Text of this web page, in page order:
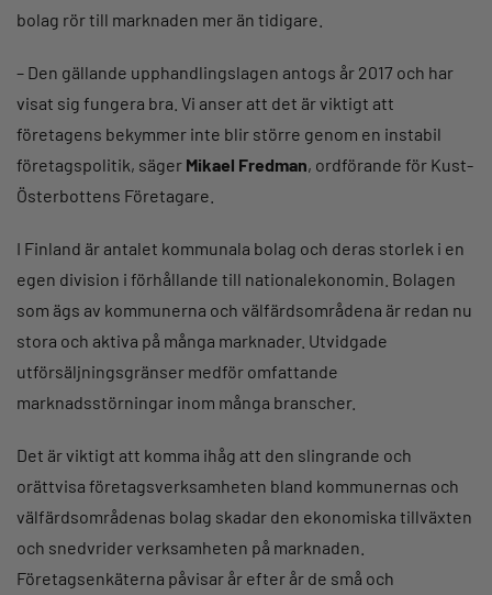
bolag rör till marknaden mer än tidigare.
– Den gällande upphandlingslagen antogs år 2017 och har
visat sig fungera bra. Vi anser att det är viktigt att
företagens bekymmer inte blir större genom en instabil
företagspolitik, säger Mikael Fredman, ordförande för Kust-
Österbottens Företagare.
I Finland är antalet kommunala bolag och deras storlek i en
egen division i förhållande till nationalekonomin. Bolagen
som ägs av kommunerna och välfärdsområdena är redan nu
stora och aktiva på många marknader. Utvidgade
utförsäljningsgränser medför omfattande
marknadsstörningar inom många branscher.
Det är viktigt att komma ihåg att den slingrande och
orättvisa företagsverksamheten bland kommunernas och
välfärdsområdenas bolag skadar den ekonomiska tillväxten
och snedvrider verksamheten på marknaden.
Företagsenkäterna påvisar år efter år de små och